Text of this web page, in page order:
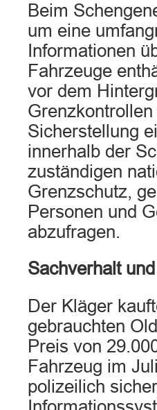
Beim
um eine
Informationen
Fahrzeuge
vor dem
Sicherstellung
innerhalb der
zuständigen
Grenzschutz,
Personen und
abzufragen.
Sachverhalt
Der Kläger
gebrauchten
Preis von
Fahrzeug im
polizeilich